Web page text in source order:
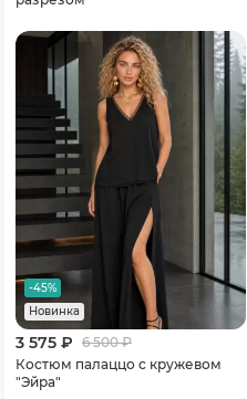
-45%
Новинка
3 575 ₽ 6 500₽
Костюм палаццо с кружевом
"Эйра"